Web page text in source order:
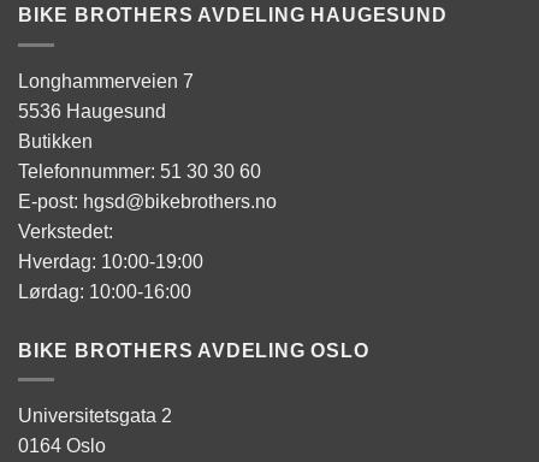
BIKE BROTHERS AVDELING HAUGESUND
Longhammerveien 7
5536 Haugesund
Butikken
Telefonnummer: 51 30 30 60
E-post: hgsd@bikebrothers.no
Verkstedet:
Hverdag: 10:00-19:00
Lørdag: 10:00-16:00
BIKE BROTHERS AVDELING OSLO
Universitetsgata 2
0164 Oslo